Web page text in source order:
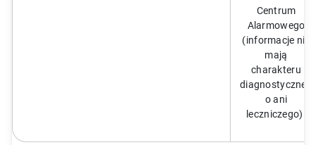
Centrum
Alarmowego
(informacje nie
mają
charakteru
diagnostyczneg
o ani
leczniczego).